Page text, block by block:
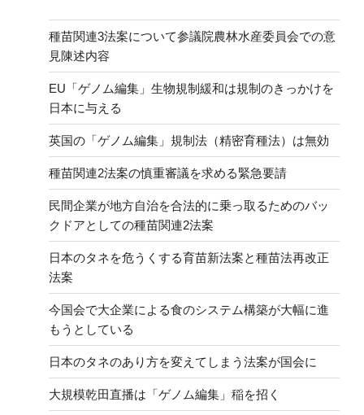
種苗関連3法案について参議院農林水産委員会での意
見陳述内容
EU「ゲノム編集」生物規制緩和は規制のきっかけを
日本に与える
英国の「ゲノム編集」規制法（精密育種法）は無効
種苗関連2法案の慎重審議を求める緊急要請
民間企業が地方自治を合法的に乗っ取るためのバッ
クドアとしての種苗関連2法案
日本のタネを危うくする育苗新法案と種苗法再改正
法案
今国会で大企業による食のシステム構築が大幅に進
もうとしている
日本のタネのあり方を変えてしまう法案が国会に
大規模乾田直播は「ゲノム編集」稲を招く